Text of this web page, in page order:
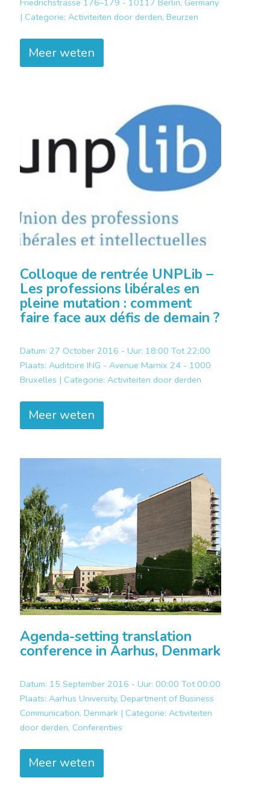
Friedrichstrasse 176–179 - 10117 Berlin, Germany
| Categorie: Activiteiten door derden, Beurzen
Meer weten
Colloque de rentrée UNPLib –
Les professions libérales en
pleine mutation : comment
faire face aux défis de demain ?
Datum: 27 October 2016 - Uur: 18:00 Tot 22:00
Plaats: Auditoire ING - Avenue Marnix 24 - 1000
Bruxelles | Categorie: Activiteiten door derden
Meer weten
Agenda-setting translation
conference in Aarhus, Denmark
Datum: 15 September 2016 - Uur: 00:00 Tot 00:00
Plaats: Aarhus University, Department of Business
Communication, Denmark | Categorie: Activiteiten
door derden, Conferenties
Meer weten